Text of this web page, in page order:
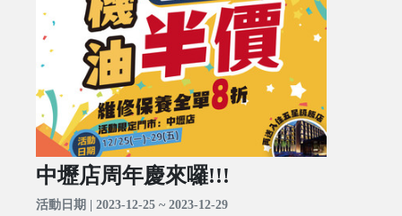
中壢店周年慶來囉!!!
活動日期 | 2023-12-25 ~ 2023-12-29